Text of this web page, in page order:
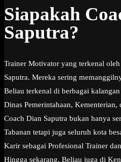
Siapakah
Saputra?
Trainer Motivator yang terkenal
Saputra. Mereka sering
Beliau terkenal di berbagai
Dinas Pemerintahaan, Kementerian,
Coach Dian Saputra bukan hanya
Tabanan tetapi juga seluruh kota
Karir sebagai Profesional Trainer
Hingga sekarang. Beliau juga di